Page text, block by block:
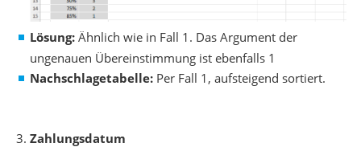
Lösung: Ähnlich wie in Fall 1. Das Argument der
ungenauen Übereinstimmung ist ebenfalls 1
Nachschlagetabelle: Per Fall 1, aufsteigend sortiert.
Zahlungsdatum